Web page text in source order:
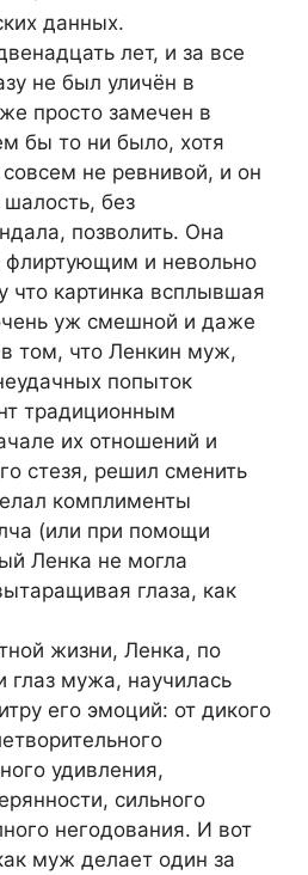
данных.
лет, и за все
не был уличён в
просто замечен в
бы то ни было, хотя
не ревнивой, и он
без
позволить. Она
флиртующим и невольно
что картинка всплывшая
уж смешной и даже
том, что Ленкин муж,
попыток
традиционным
их отношений и
стезя, решил сменить
комплименты
(или при помощи
Ленка не могла
глаза, как
жизни, Ленка, по
глаз мужа, научилась
его эмоций: от дикого
удивления,
сильного
негодования. И вот
муж делает один за